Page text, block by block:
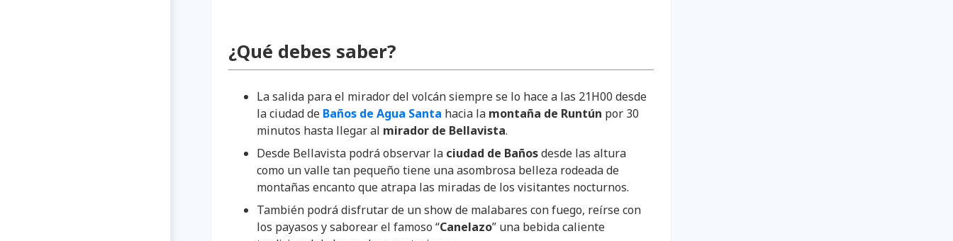
¿Qué debes saber?
La salida para el mirador del volcán siempre se lo hace a las 21H00 desde
la ciudad de Baños de Agua Santa hacia la montaña de Runtún por 30
minutos hasta llegar al mirador de Bellavista.
Desde Bellavista podrá observar la ciudad de Bañosdesde las altura
como un valle tan pequeño tiene una asombrosa belleza rodeada de
montañas encanto que atrapa las miradas de los visitantes nocturnos.
También podrá disfrutar de un show de malabares con fuego, reírse con
los payasos y saborear el famoso “Canelazo” una bebida caliente